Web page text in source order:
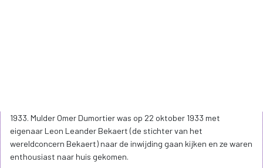
op. Twee houten loopschoren aan weerszijden van het uiteinde
van de staart houden de windmolen op zijn plaats. Rechts van de
trap is ter hoogte van de deur naar de onderzolder een lager
zijbalkon voorzien. Het balkon bovenaan de trap bevindt zich op